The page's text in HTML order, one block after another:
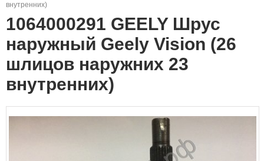
внутренних)
1064000291 GEELY Шрус
наружный Geely Vision (26
шлицов наружних 23
внутренних)